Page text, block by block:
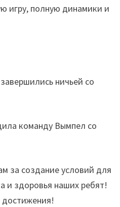
игру, полную динамики и
ничьей со
команду Вымпел со
за создание условий для
и здоровья наших ребят!